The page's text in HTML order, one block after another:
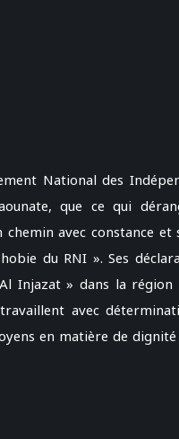
National des
que ce qui
avec constance
du RNI ». Ses
Injazat » dans la région
avec
en matière de